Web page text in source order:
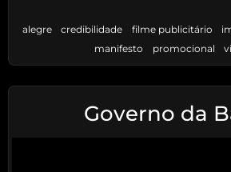
alegre credibilidade filme publicitário
manifesto
promocional
Governo da